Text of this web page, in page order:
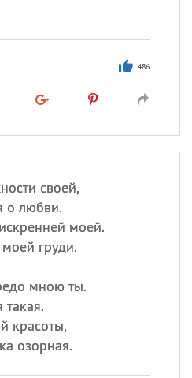
486
своей,
о любви.
моей.
груди.
мною ты.
красоты,
озорная.